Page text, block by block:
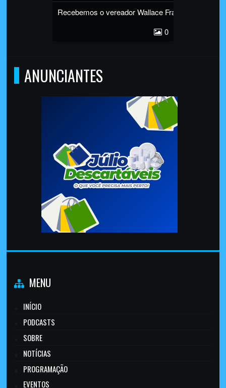
Recebemos o vereador Wallace Frade
0
ANUNCIANTES
MENU
INÍCIO
PODCASTS
SOBRE
NOTÍCIAS
PROGRAMAÇÃO
EVENTOS